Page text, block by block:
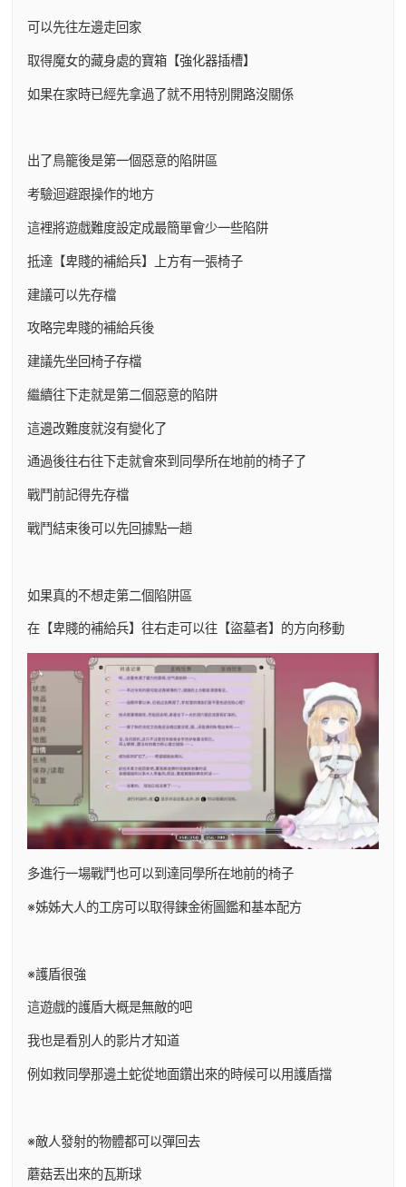
可以先往左邊走回家
取得魔女的藏身處的寶箱【強化器插槽】
如果在家時已經先拿過了就不用特別開路沒關係
出了鳥籠後是第一個惡意的陷阱區
考驗迴避跟操作的地方
這裡將遊戲難度設定成最簡單會少一些陷阱
抵達【卑賤的補給兵】上方有一張椅子
建議可以先存檔
攻略完卑賤的補給兵後
建議先坐回椅子存檔
繼續往下走就是第二個惡意的陷阱
這邊改難度就沒有變化了
通過後往右往下走就會來到同學所在地前的椅子了
戰鬥前記得先存檔
戰鬥結束後可以先回據點一趟
如果真的不想走第二個陷阱區
在【卑賤的補給兵】往右走可以往【盜墓者】的方向移動
多進行一場戰鬥也可以到達同學所在地前的椅子
※姊姊大人的工房可以取得鍊金術圖鑑和基本配方
※護盾很強
這遊戲的護盾大概是無敵的吧
我也是看別人的影片才知道
例如救同學那邊土蛇從地面鑽出來的時候可以用護盾擋
※敵人發射的物體都可以彈回去
蘑菇丟出來的瓦斯球